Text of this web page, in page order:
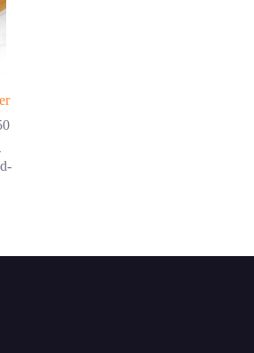
Prijsklasse:
€ 24,50